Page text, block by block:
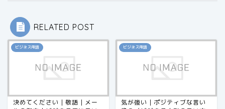
RELATED POST
ビジネス用語
決めてください｜敬語｜メー
ビジネス用語
気が強い｜ポジティブな言い